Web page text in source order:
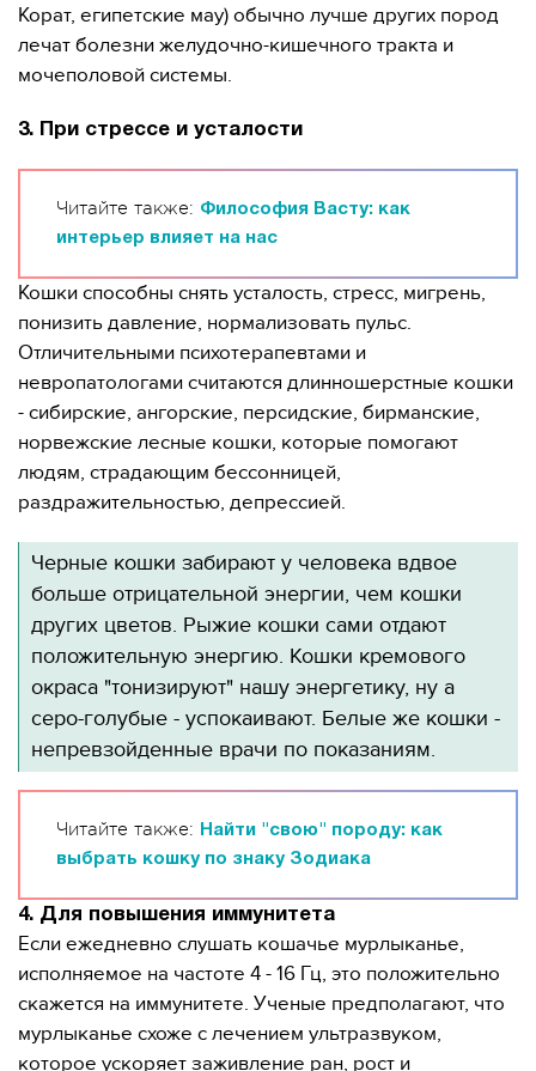
Корат, египетские мау) обычно лучше других пород
лечат болезни желудочно-кишечного тракта и
мочеполовой системы.
3. При стрессе и усталости
Читайте также: Философия Васту: как
интерьер влияет на нас
Кошки способны снять усталость, стресс, мигрень,
понизить давление, нормализовать пульс.
Отличительными психотерапевтами и
невропатологами считаются длинношерстные кошки
- сибирские, ангорские, персидские, бирманские,
норвежские лесные кошки, которые помогают
людям, страдающим бессонницей,
раздражительностью, депрессией.
Черные кошки забирают у человека вдвое
больше отрицательной энергии, чем кошки
других цветов. Рыжие кошки сами отдают
положительную энергию. Кошки кремового
окраса "тонизируют" нашу энергетику, ну а
серо-голубые - успокаивают. Белые же кошки -
непревзойденные врачи по показаниям.
Читайте также:
Найти "свою" породу: как
выбрать кошку по знаку Зодиака
4. Для повышения иммунитета
Если ежедневно слушать кошачье мурлыканье,
исполняемое на частоте 4 - 16 Гц, это положительно
скажется на иммунитете. Ученые предполагают, что
мурлыканье схоже с лечением ультразвуком,
которое ускоряет заживление ран, рост и